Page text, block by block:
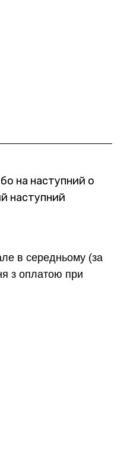
на наступний о
наступний
в середньому (за
з оплатою при